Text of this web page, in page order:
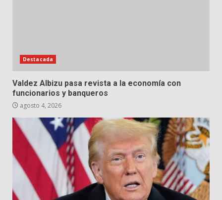
Destacada
Valdez Albizu pasa revista a la economía con
funcionarios y banqueros
agosto 4, 2026